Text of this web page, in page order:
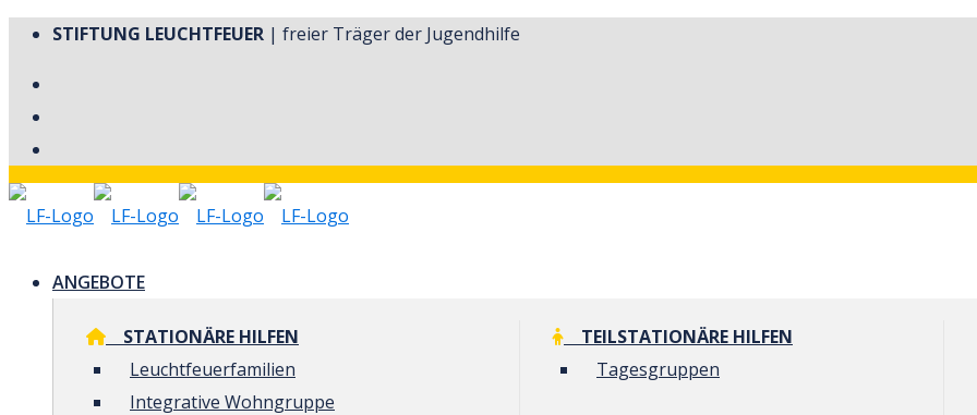
STIFTUNG LEUCHTFEUER | freier Träger der Jugendhilfe
ANGEBOTE
STATIONÄRE HILFEN
Leuchtfeuerfamilien
Integrative Wohngruppe
TEILSTATIONÄRE HILFEN
Tagesgruppen